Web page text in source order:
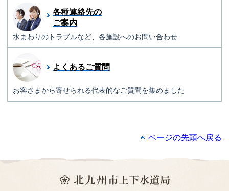
各種連絡先の
ご案内
水まわりのトラブルなど、各施設へのお問い合わせ
よくあるご質問
お客さまから寄せられる代表的なご質問を集めました
ページの先頭へ戻る